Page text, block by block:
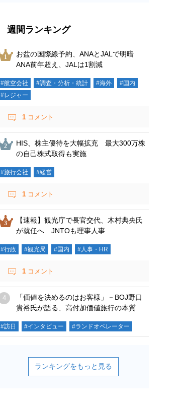
週間ランキング
お盆の国際線予約、ANAとJALで明暗
ANA前年超え、JALは1割減
#航空会社 #調査・分析・統計 #海外
#国内
#レジャー
1 コメント
HIS、株主優待を大幅拡充 最大300万株
の自己株式取得も実施
#旅行会社 #経営
1 コメント
【速報】観光庁で長官交代、木村典央氏
が就任へ JNTOも理事人事
#行政 #観光局 #国内 #人事・HR
1 コメント
「価値を決めるのはお客様」－BOJ野口
貴裕氏が語る、高付加価値旅行の本質
#訪日 #インタビュー #ランドオペレーター